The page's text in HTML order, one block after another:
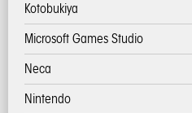
Kotobukiya
Microsoft Games Studio
Neca
Nintendo